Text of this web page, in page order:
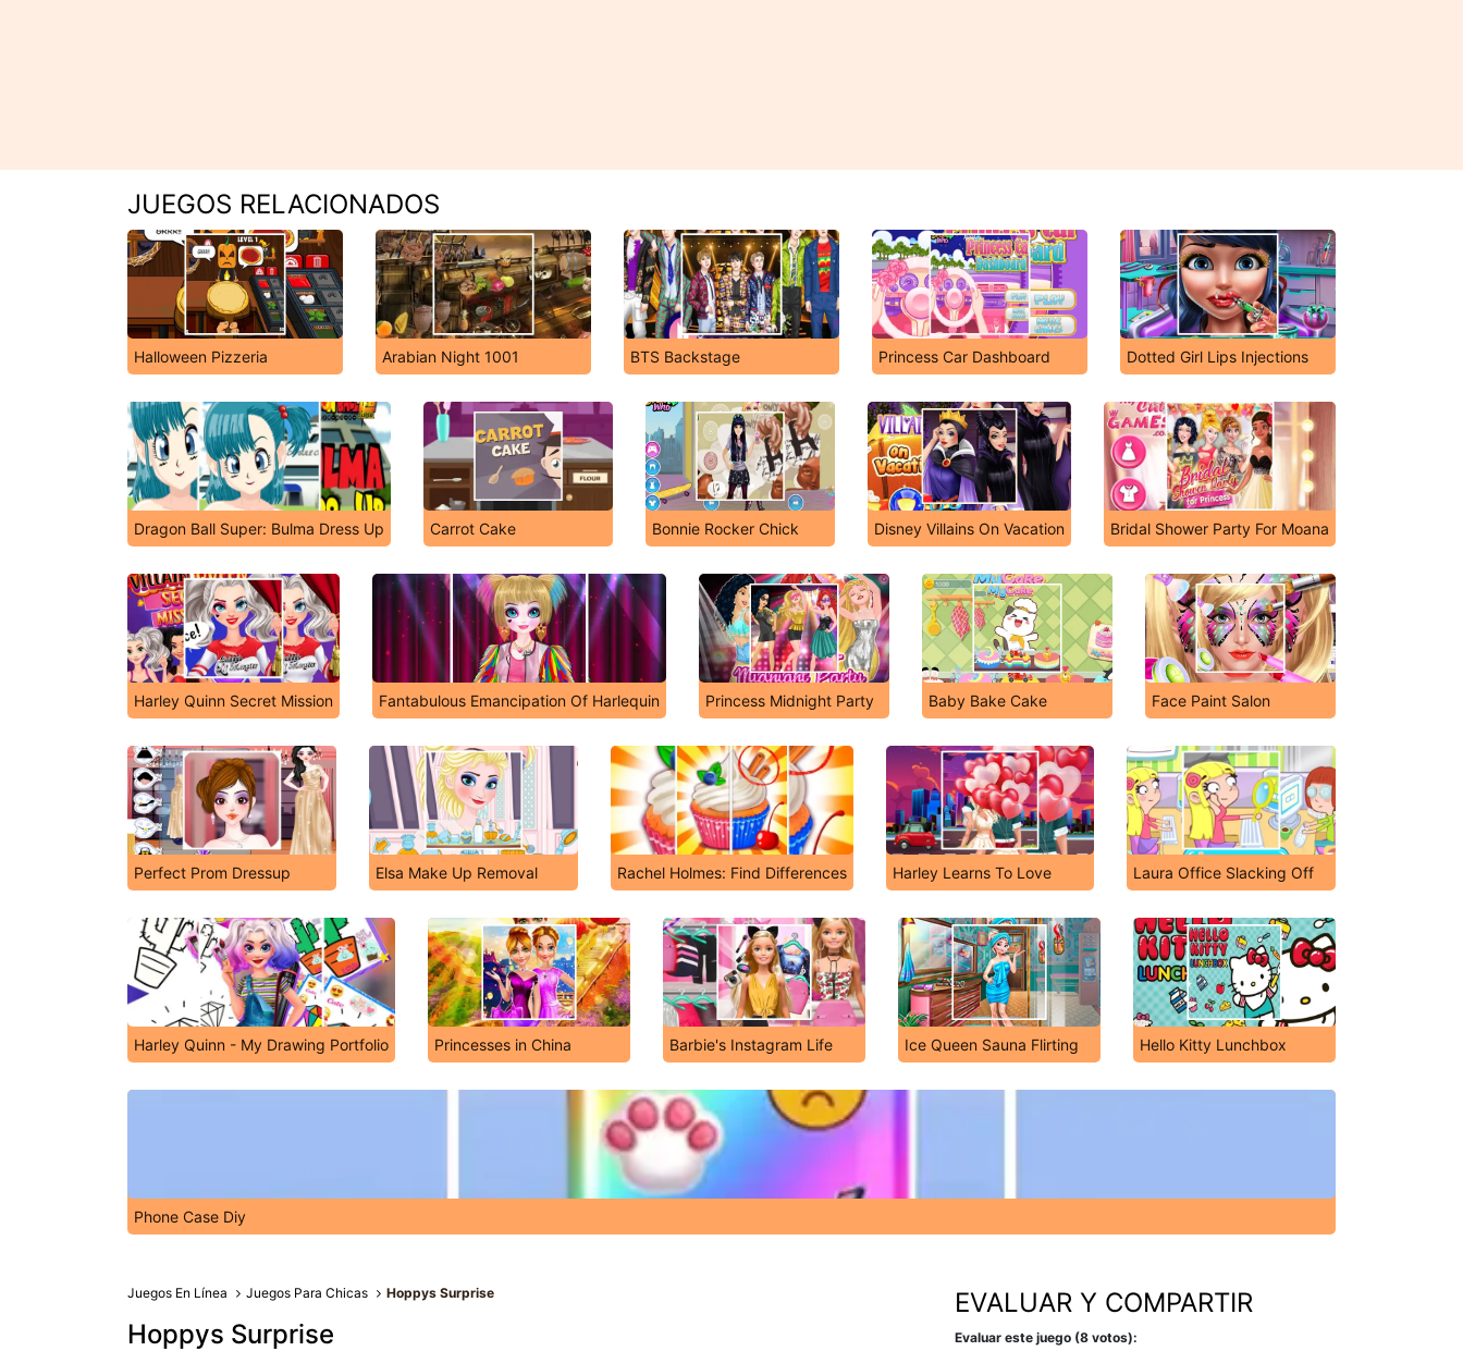
JUEGOS RELACIONADOS
Halloween Pizzeria Arabian Night 1001 BTS Backstage Princess Car Dashboard Dotted Girl Lips Injections
Dragon Ball Super: Bulma Dress Up Carrot Cake Bonnie Rocker Chick Disney Villains On Vacation Bridal Shower Party For Moana
Harley Quinn Secret Mission Fantabulous Emancipation Of Harlequin Princess Midnight Party Baby Bake Cake Face Paint Salon
Perfect Prom Dressup Elsa Make Up Removal Rachel Holmes: Find Differences Harley Learns To Love Laura Office Slacking Off
Harley Quinn - My Drawing Portfolio Princesses in China Barbie's Instagram Life Ice Queen Sauna Flirting Hello Kitty Lunchbox
Phone Case Diy
Juegos En Línea Juegos Para Chicas Hoppys Surprise
Hoppys Surprise
EVALUAR Y COMPARTIR
Evaluar este juego (8 votos):